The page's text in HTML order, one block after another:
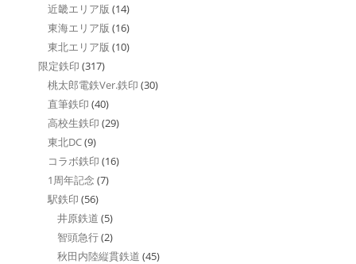
近畿エリア版 (14)
東海エリア版 (16)
東北エリア版 (10)
限定鉄印 (317)
桃太郎電鉄Ver.鉄印 (30)
直筆鉄印 (40)
高校生鉄印 (29)
東北DC(9)
コラボ鉄印 (16)
1周年記念 (7)
駅鉄印 (56)
井原鉄道 (5)
智頭急行(2)
秋田内陸縦貫鉄道 (45)